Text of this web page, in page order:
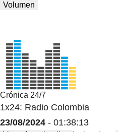
Volumen
Crónica 24/7
1x24: Radio Colombia
23/08/2024 - 01:38:13